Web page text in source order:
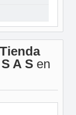
Tienda
A Sen